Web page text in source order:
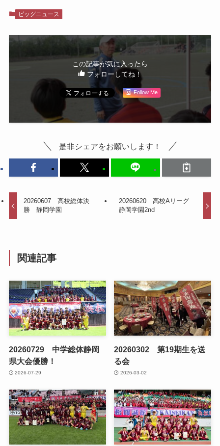
ビッグニュース
この記事が気に入ったら
フォローしてね！
Follow Me
是非シェアをお願いします！
20260607 高校総体決
勝 静岡学園
20260620 高校Aリーグ
静岡学園2nd
関連記事
20260729 中学総体静岡
県大会優勝！
2026-07-29
20260302 第19期生を送
る会
2026-03-02